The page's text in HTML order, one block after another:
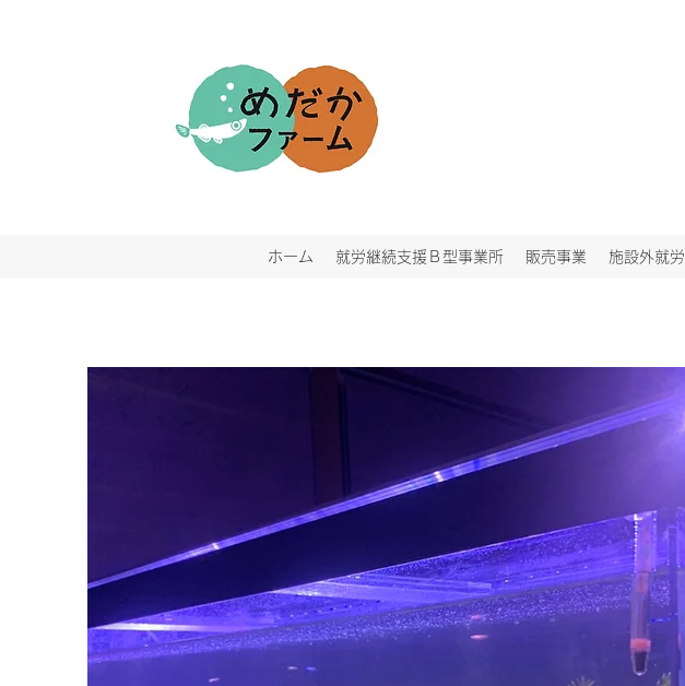
ホーム 就労継続支援Ｂ型事業所 販売事業 施設外就労